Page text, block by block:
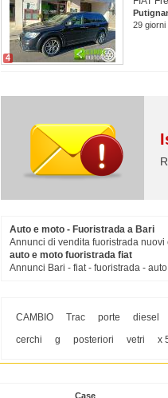
4
29 giorni
Auto e moto - Fuoristrada a Bari
Annunci di vendita fuoristrada
auto e moto fuoristrada fiat
Annunci Bari - fiat - fuoristrada -
CAMBIO Trac porte
diesel
cerchi
g posteriori vetri x
Case